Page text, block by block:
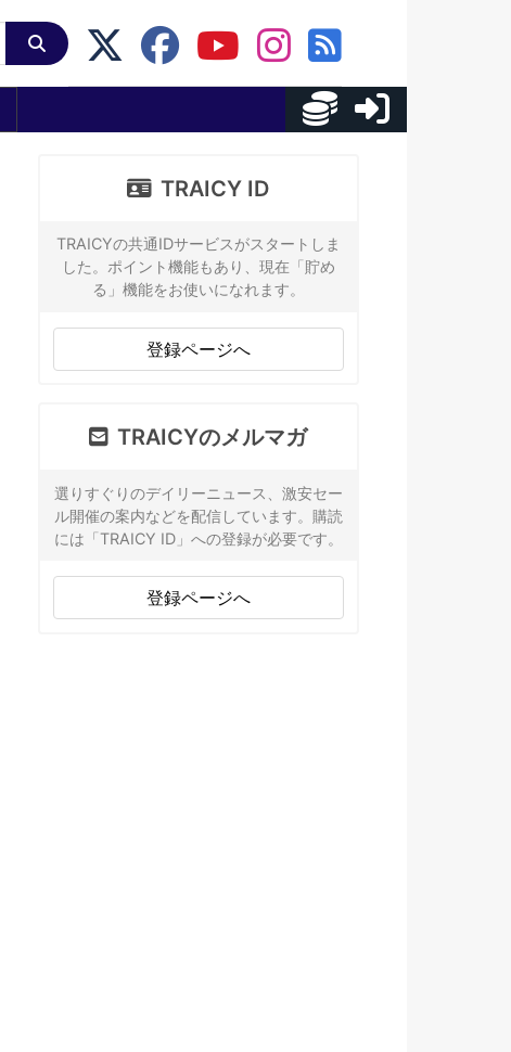
TRAICY ID
TRAICYの共通IDサービスがスタートしま
した。ポイント機能もあり、現在「貯め
る」機能をお使いになれます。
登録ページへ
TRAICYのメルマガ
選りすぐりのデイリーニュース、激安セー
ル開催の案内などを配信しています。購読
には「TRAICY ID」への登録が必要です。
登録ページへ